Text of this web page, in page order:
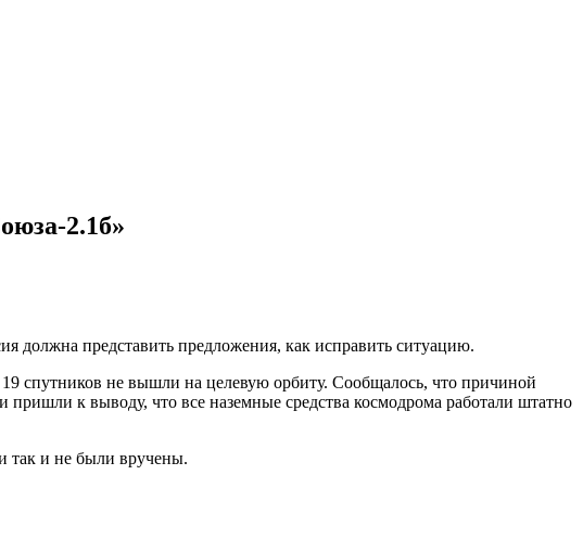
2.1б»
должна представить предложения, как исправить ситуацию.
спутников не вышли на целевую орбиту. Сообщалось, что причиной
к выводу, что все наземные средства космодрома работали штатно
так и не были вручены.